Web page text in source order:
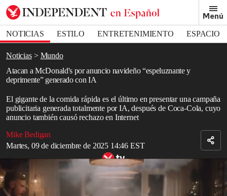
Menú
NOTICIAS ESTILO ENTRETENIMIENTO
ESPACIO
DEPORTES
Noticias
Mundo
Atacan a McDonald's por anuncio navideño “espeluznante y
deprimente” generado con IA
El gigante de la comida rápida es el último en presentar una campaña
publicitaria generada totalmente por IA, después de Coca-Cola, cuyo
anuncio también causó rechazo en Internet
Mike Bedigan
Martes, 09 de diciembre de 2025 14:46 EST
Bookmark popover
Removed from bookmarks
Close popover
McDonald's lanza un anuncio navideño generado por inteligencia
artificial